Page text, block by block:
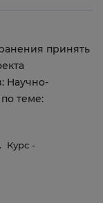
принять
Научно-
теме:
Курс -